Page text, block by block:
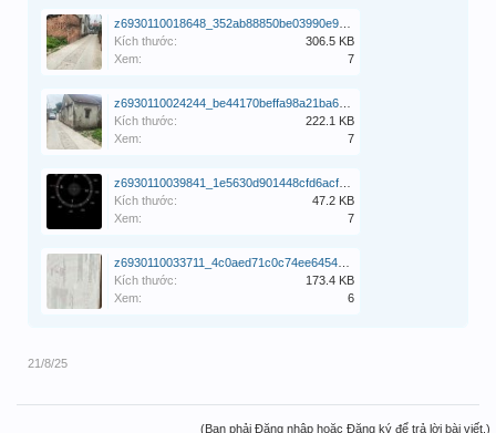
Kích thước:
306.5 KB
Xem:
7
Kích thước:
222.1 KB
Xem:
7
Kích thước:
47.2 KB
Xem:
7
Kích thước:
173.4 KB
Xem:
6
21/8/25
(Bạn phải Đăng nhập hoặc Đăng ký để trả lời bài viết.)